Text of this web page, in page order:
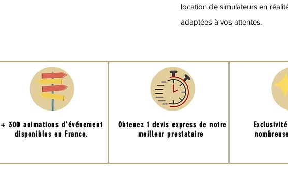
location de simulateurs en
adaptées à vos attentes.
+ 300 animations d'événement
disponibles en France.
Obtenez 1 devis express de notre
meilleur prestataire